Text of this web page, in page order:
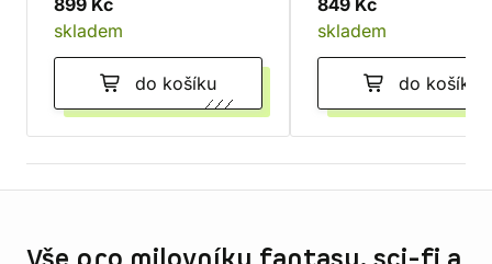
899 Kč
skladem
do košíku
849 Kč
skladem
do košíku